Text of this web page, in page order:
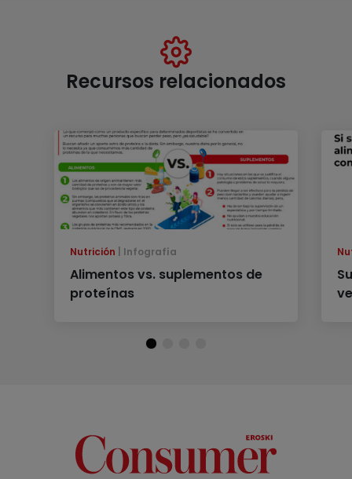
Recursos relacionados
Nutrición Infografía
Alimentos vs. suplementos de
proteínas